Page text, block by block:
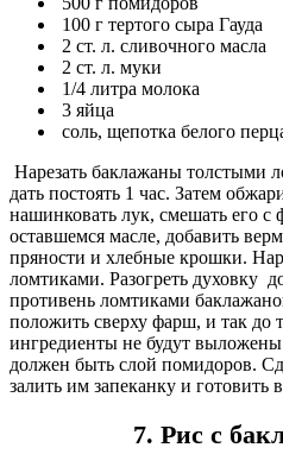
100 г тертого сыра Гауда
2 ст. л. сливочного масла
2 ст. л. муки
1/4 литра молока
3 яйца
соль, щепотка белого
Нарезать баклажаны толстыми
дать постоять 1 час. Затем
нашинковать лук, смешать его с
оставшемся масле, добавить
пряности и хлебные крошки.
ломтиками. Разогреть духовку
противень ломтиками
положить сверху фарш, и так до
ингредиенты не будут
должен быть слой помидоров.
залить им запеканку и готовить
7. Рис с